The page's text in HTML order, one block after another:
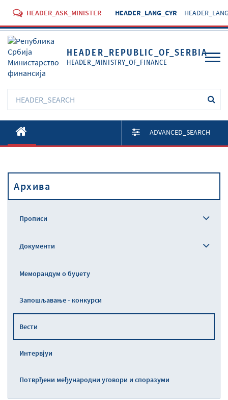
HEADER_ASK_MINISTER HEADER_LANG_CYR
HEADER_REPUBLIC_OF_SERBIA
HEADER_MINISTRY_OF_FINANCE
O Министарству
Активности
Прописи
ADVANCED_SEARCH
Архива
Прописи
Документи
Меморандум о буџету
Запошљавање - конкурси
Вести
Интервјуи
Потврђени међународни уговори и споразуми